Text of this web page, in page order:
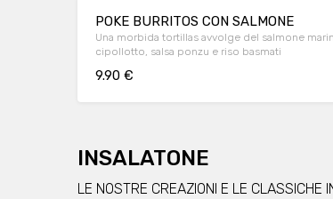
POKE BURRITOS CON SALMONE
Una morbida tortillas avvolge del salmone marinato con avocado, cappuccio rosso,scaglie di mandorle,
cipollotto, salsa ponzu e riso basmati
9.90 €
INSALATONE
LE NOSTRE CREAZIONI E LE CLASSICHE